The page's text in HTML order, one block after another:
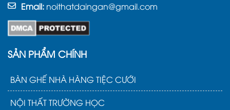
Email: noithatdaingan@gmail.com
SẢN PHẨM CHÍNH
BÀN GHẾ NHÀ HÀNG TIỆC CƯỚI
NỘI THẤT TRƯỜNG HỌC